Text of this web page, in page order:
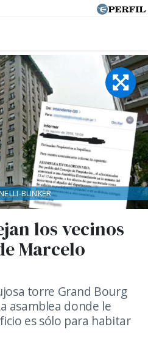
los vecinos
Marcelo
torre Grand Bourg
asamblea donde le
es sólo para habitar
BUNKER